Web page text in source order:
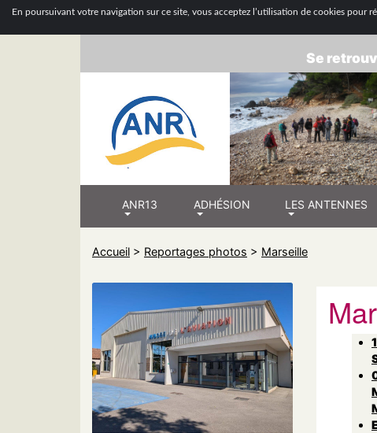
En poursuivant votre navigation sur ce site, vous acceptez l’utilisation de cookies pour
ASSOCIATION
Se
ANR13 ADHÉSION LES ANTENNES
Accueil > Reportages photos > Marseille